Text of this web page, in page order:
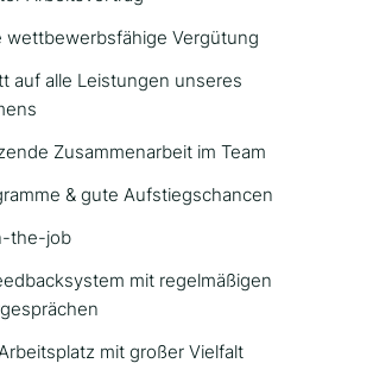
wettbewerbsfähige Vergütung
auf alle Leistungen unseres
Zusammenarbeit im Team
& gute Aufstiegschancen
the-job
mit regelmäßigen
mit großer Vielfalt